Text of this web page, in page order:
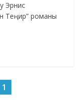
Эрнис
Теңир” романы
1